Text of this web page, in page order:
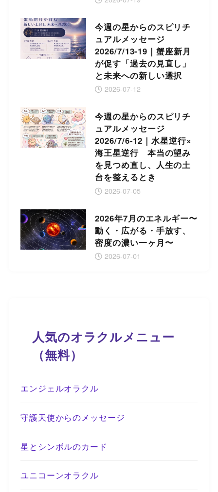
今週の星からのスピリチ
ュアルメッセージ
2026/7/13-19｜蟹座新月
が促す「過去の見直し」
と未来への新しい選択
2026-07-12
今週の星からのスピリチ
ュアルメッセージ
2026/7/6-12｜水星逆行×
海王星逆行 本当の望み
を見つめ直し、人生の土
台を整えるとき
2026-07-05
2026年7月のエネルギー〜
動く・広がる・手放す、
密度の濃い一ヶ月〜
2026-07-01
人気のオラクルメニュー
（無料）
エンジェルオラクル
守護天使からのメッセージ
星とシンボルのカード
ユニコーンオラクル